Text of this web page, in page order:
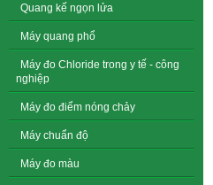
Quang kế ngọn lửa
Máy quang phổ
Máy đo Chloride trong y tế - công
nghiệp
Máy đo điểm nóng chảy
Máy chuẩn độ
Máy đo màu